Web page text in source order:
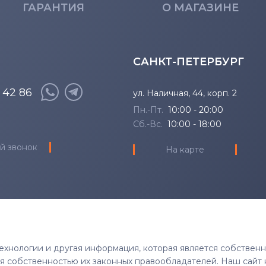
Inspiron Mini
Latitude 11
Latitude 13
14Z
15 7586
15 7588
ГАРАНТИЯ О МАГАЗИНЕ
42 86
звонок
САНКТ-ПЕТЕРБУРГ
ул. Наличная, 44, корп. 2
Пн.-Пт. 10:00 - 20:00
Сб.-Вс. 10:00 - 18:00
На карте
и другая информация, которая является
собственностью их законных правообладателей. Наш сайт